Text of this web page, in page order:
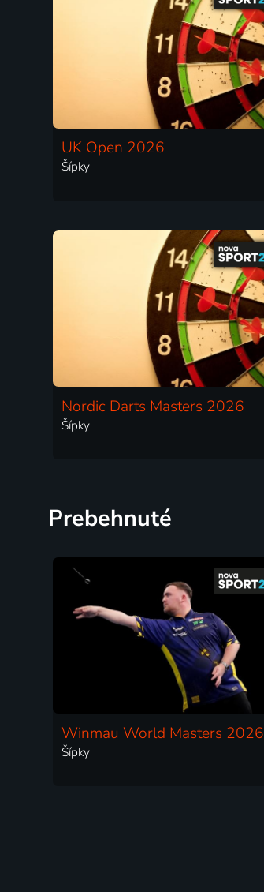
UK Open 2026
Šípky
Nordic Darts Masters 2026
Šípky
Prebehnuté
Winmau World Masters 2026
Šípky